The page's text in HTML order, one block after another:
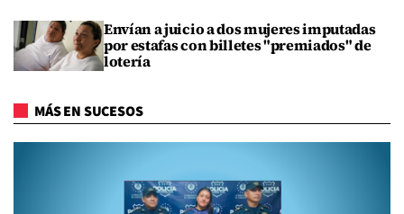
Envían a juicio a dos mujeres imputadas
por estafas con billetes "premiados" de
lotería
MÁS EN SUCESOS